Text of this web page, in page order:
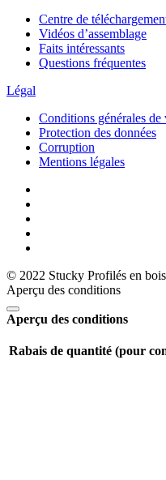
Centre de
Vidéos d’assemblage
Faits intéressants
Questions fréquentes
Légal
Conditions générales de
Protection des données
Corruption
Mentions légales
© 2022 Stucky Profilés en
Aperçu des conditions
Aperçu des conditions
Rabais de quantité (pour